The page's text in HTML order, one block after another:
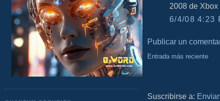
2008 de Xbox
6/4/08 4:23
Publicar un
Entrada más reciente
Suscribirse a: